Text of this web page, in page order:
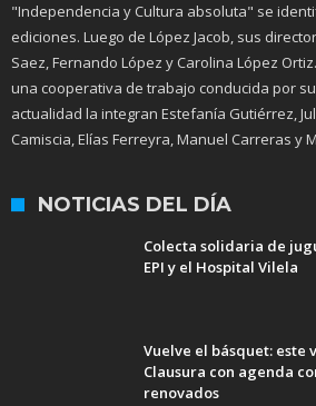
"Independencia y Cultura absoluta" se
ediciones. Luego de López Jacob, sus
Saez, Fernando López y Carolina López
una cooperativa de trabajo conducida por
actualidad la integran Estefanía Gutiérrez,
Camiscia, Elías Ferreyra, Manuel Carreras y
NOTICIAS DEL DÍA
Colecta solidaria de
EPI y el Hospital Vilela
Vuelve el básquet: este
Clausura con agenda
renovados